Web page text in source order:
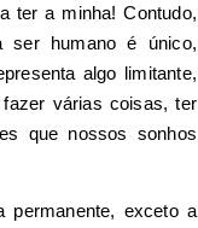
ter a minha! Contudo,
ser humano é único,
algo limitante,
várias coisas, ter
que nossos sonhos
permanente, exceto a